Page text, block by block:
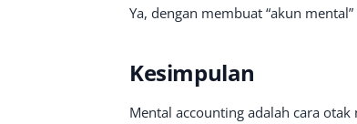
Ya, dengan membuat “akun
Kesimpulan
Mental accounting adalah cara